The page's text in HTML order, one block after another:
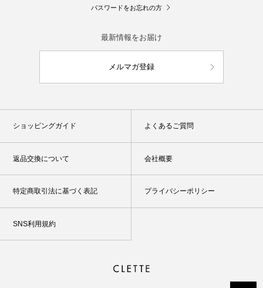
パスワードをお忘れの方
最新情報をお届け
メルマガ登録
ショッピングガイド よくあるご質問
返品交換について 会社概要
特定商取引法に基づく表記 プライバシーポリシー
SNS利用規約